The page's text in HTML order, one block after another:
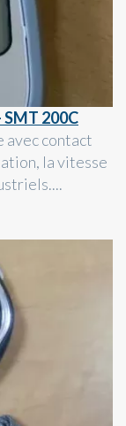
200C
avec contact
la vitesse